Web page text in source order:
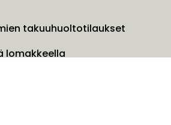
takuuhuoltotilaukset
lomakkeella